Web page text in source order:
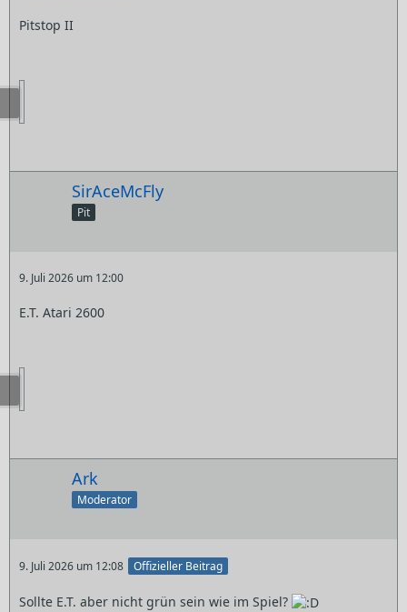
Pitstop II
SirAceMcFly
Pit
9. Juli 2026 um 12:00
E.T. Atari 2600
Ark
Moderator
9. Juli 2026 um 12:08 Offizieller Beitrag
Sollte E.T. aber nicht grün sein wie im Spiel?